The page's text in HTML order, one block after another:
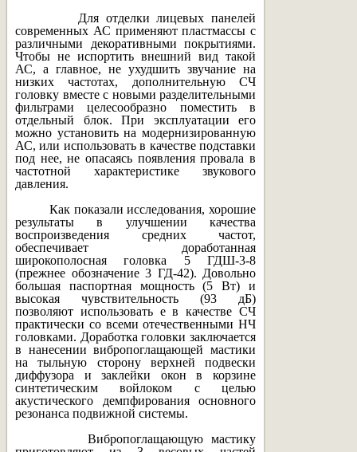
Для отделки лицевых панелей
современных АС применяют пластмассы с
различными декоративными покрытиями.
Чтобы не испортить внешний вид такой
АС, а главное, не ухудшить звучание на
низких частотах, дополнительную СЧ
головку вместе с новыми разделительными
фильтрами целесообразно поместить в
отдельный блок. При эксплуатации его
можно установить на модернизированную
АС, или использовать в качестве подставки
под нее, не опасаясь появления провала в
частотной характеристике звукового
давления.
Как показали исследования, хорошие
результаты в улучшении качества
воспроизведения средних частот,
обеспечивает доработанная
широкополосная головка 5 ГДШ-3-8
(прежнее обозначение 3 ГД-42). Довольно
большая паспортная мощность (5 Вт) и
высокая чувствительность (93 дБ)
позволяют использовать е в качестве СЧ
практически со всеми отечественными НЧ
головками. Доработка головки заключается
в нанесении вибропоглащающей мастики
на тыльную сторону верхней подвески
диффузора и заклейки окон в корзине
синтетическим войлоком с целью
акустического демпфирования основного
резонанса подвижной системы.
Вибропоглащающую мастику